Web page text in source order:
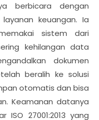
berbicara dengan
keuangan. Ia
sistem dari
kehilangan data
dokumen
beralih ke solusi
otomatis dan bisa
Keamanan datanya
27001:2013 yang